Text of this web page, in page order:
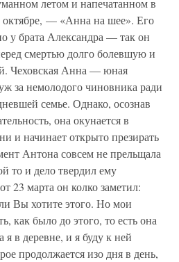
летом и напечатанном в
октябре, — «Анна на шее». Его
у брата Александра — так он
смертью долго болевшую и
Чеховская Анна — юная
за немолодого чиновника ради
семье. Однако, осознав
она окунается в
и начинает открыто презирать
Антона совсем не прельщала
то и дело твердил ему
23 марта он колко заметил:
Вы хотите этого. Но мои
как было до этого, то есть она
в деревне, и я буду к ней
продолжается изо дня в день,